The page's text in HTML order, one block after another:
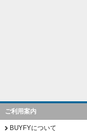
ご利用案内
BUYFYについて